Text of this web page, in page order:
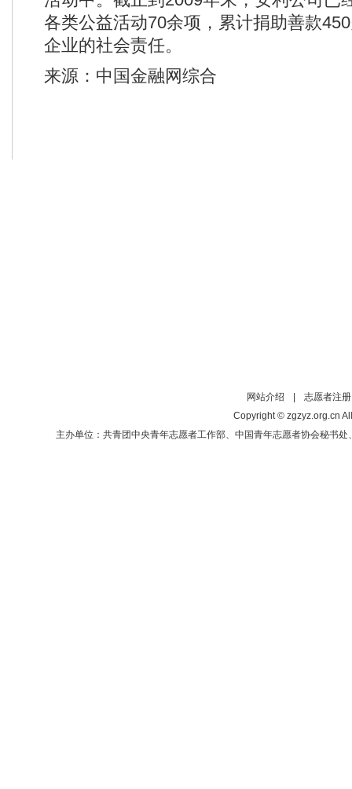
各类公益活动70余项，累计捐助善款
企业的社会责任。
来源：中国金融网综合
网站介绍
志愿者注册
Copyright © zgzyz.org.cn
主办单位：共青团中央青年志愿者工作部、中国青年志愿者协会秘书处